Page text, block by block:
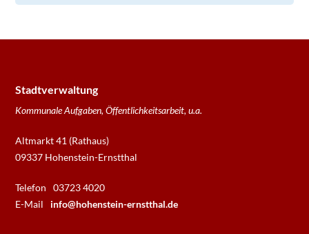
Stadtverwaltung
Kommunale Aufgaben, Öffentlichkeitsarbeit, u.a.
Altmarkt 41 (Rathaus)
09337 Hohenstein-Ernstthal
Telefon
03723 4020
E-Mail
info@hohenstein-ernstthal.de